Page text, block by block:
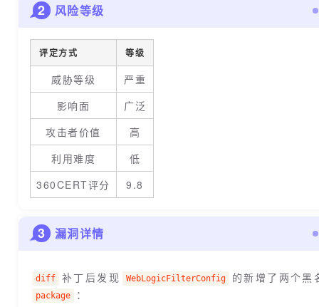
2 风险等级
评定方式 等级
威胁等级
严重
影响面
广泛
攻击者价值
高
利用难度
低
360CERT评分
9.8
3 漏洞详情
diff 补丁后发现 WebLogicFilterConfig 的新增了两个黑
package ：